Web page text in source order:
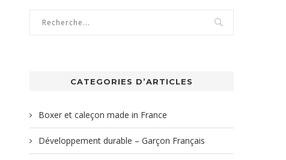
CATEGORIES D’ARTICLES
Boxer et caleçon made in France
Développement durable – Garçon Français